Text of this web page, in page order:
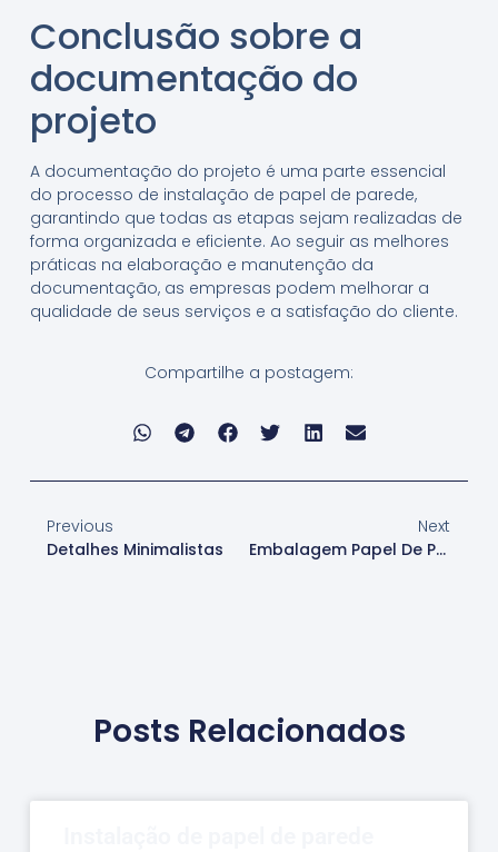
Conclusão sobre a
documentação do
projeto
A documentação do projeto é uma parte essencial
do processo de instalação de papel de parede,
garantindo que todas as etapas sejam realizadas de
forma organizada e eficiente. Ao seguir as melhores
práticas na elaboração e manutenção da
documentação, as empresas podem melhorar a
qualidade de seus serviços e a satisfação do cliente.
Compartilhe a postagem:
Previous
Detalhes Minimalistas
Next
Embalagem Papel De Parede
Posts Relacionados